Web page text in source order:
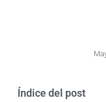
Índice del post